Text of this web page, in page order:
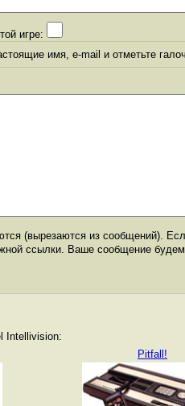
игре:
имя, e-mail и отметьте
(вырезаются из сообщений).
ссылки. Ваше сообщение
Intellivision:
Pitfall!